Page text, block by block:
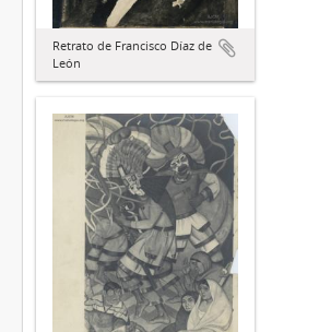
Retrato de Francisco Díaz de
León